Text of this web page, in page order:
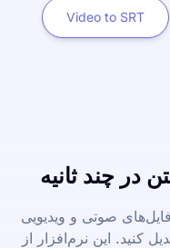
Video to SRT
در چند ثانیه
صوتی و ویدیویی
کنید. این نرم‌افزار از